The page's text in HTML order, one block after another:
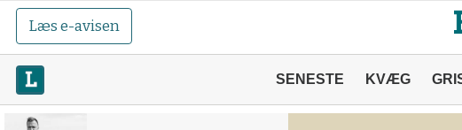
Læs e-avisen
SENESTE KVÆG